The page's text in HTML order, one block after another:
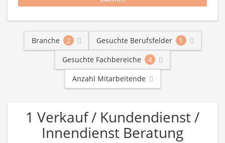
Branche 2 Gesuchte Berufsfelder
1
Gesuchte Fachbereiche
4
Anzahl Mitarbeitende
1 Verkauf / Kundendienst /
Innendienst Beratung